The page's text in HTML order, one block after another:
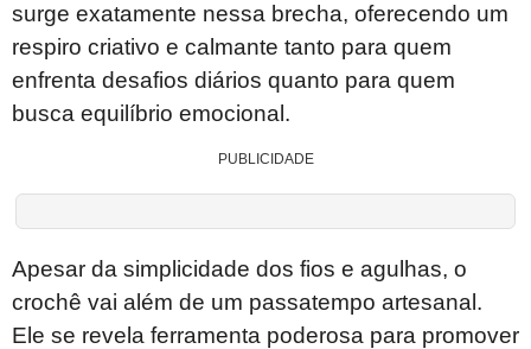
surge exatamente nessa brecha, oferecendo um
respiro criativo e calmante tanto para quem
enfrenta desafios diários quanto para quem
busca equilíbrio emocional.
PUBLICIDADE
Apesar da simplicidade dos fios e agulhas, o
crochê vai além de um passatempo artesanal.
Ele se revela ferramenta poderosa para promover